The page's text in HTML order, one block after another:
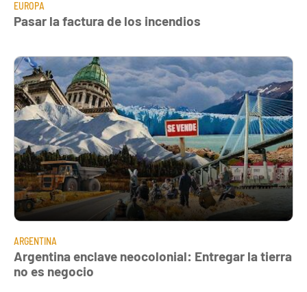
EUROPA
Pasar la factura de los incendios
ARGENTINA
Argentina enclave neocolonial: Entregar la tierra
no es negocio